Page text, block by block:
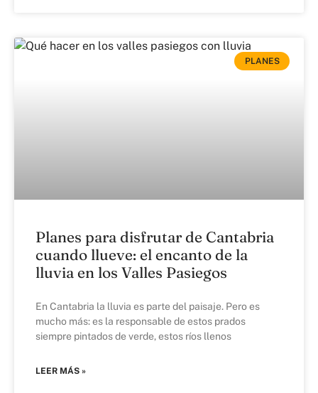
PLANES
Planes para disfrutar de Cantabria
cuando llueve: el encanto de la
lluvia en los Valles Pasiegos
En Cantabria la lluvia es parte del paisaje. Pero es
mucho más: es la responsable de estos prados
siempre pintados de verde, estos ríos llenos
LEER MÁS »